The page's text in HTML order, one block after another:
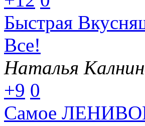
Быстрая
Все!
Наталья
+9 0
Самое